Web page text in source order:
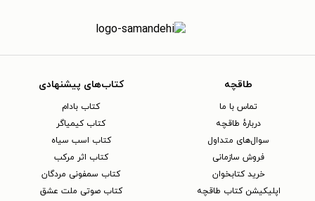
طاقچه
تماس با ما
دربارهٔ طاقچه
سوال‌های متداول
فروش سازمانی
خرید کتابخوان
اپلیکیشن کتاب طاقچه
کتاب‌های پیشنهادی
کتاب بادام
کتاب کیمیاگر
کتاب اسب سیاه
کتاب اثر مرکب
کتاب سمفونی مردگان
کتاب صوتی ملت عشق